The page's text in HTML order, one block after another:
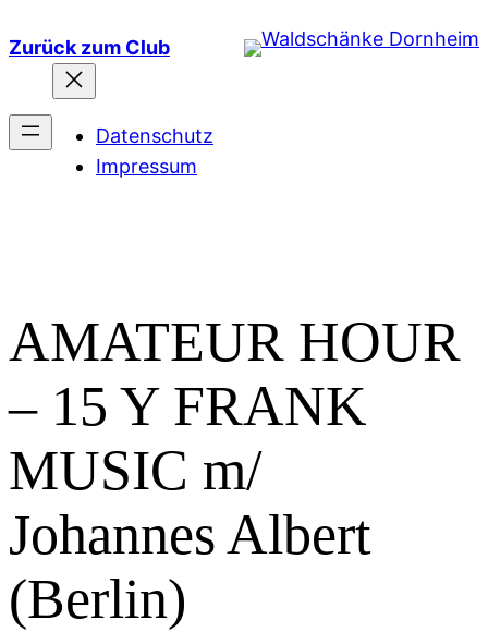
Inhalt
springen
Zurück zum Club
Datenschutz
Impressum
AMATEUR HOUR
– 15 Y FRANK
MUSIC m/
Johannes Albert
(Berlin)